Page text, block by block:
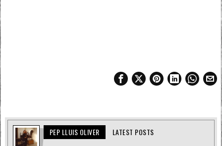
PEP LLUIS OLIVER LATEST POSTS